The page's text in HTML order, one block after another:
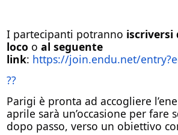
I partecipanti potranno
loco o al seguente
link: https://join.endu.net/
??
Parigi è pronta ad accogliere
aprile sarà un’occasione per fare
dopo passo, verso un obiettivo